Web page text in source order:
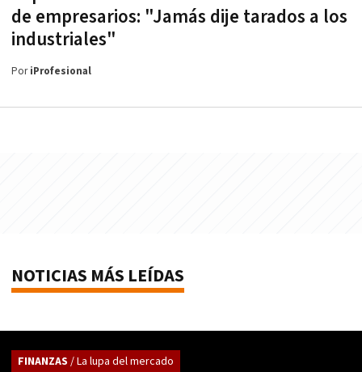
de empresarios: "Jamás dije tarados a los
industriales"
PoriProfesional
NOTICIAS MÁS LEÍDAS
FINANZAS / La lupa del mercado